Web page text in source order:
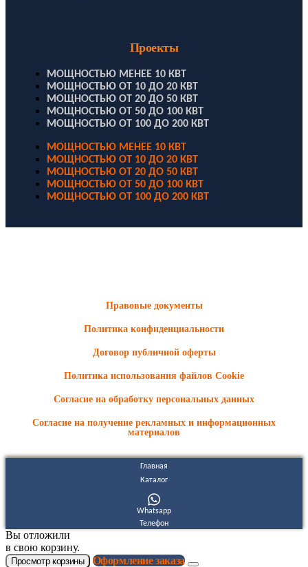
Проекты
МОЩНОСТЬЮ МЕНЕЕ 10 КВТ
МОЩНОСТЬЮ ОТ 10 ДО 20 КВТ
МОЩНОСТЬЮ ОТ 20 ДО 50 КВТ
МОЩНОСТЬЮ ОТ 50 ДО 100 КВТ
МОЩНОСТЬЮ ОТ 100 ДО 200 КВТ
МОЩНОСТЬЮ МЕНЕЕ 10 КВТ
МОЩНОСТЬЮ ОТ 10 ДО 20 КВТ
МОЩНОСТЬЮ ОТ 20 ДО 50 КВТ
МОЩНОСТЬЮ ОТ 50 ДО 100 КВТ
МОЩНОСТЬЮ ОТ 100 ДО 200 КВТ
Правовые документы
Политика конфиденциальности
Договор публичной оферты
Политика использования файлов Cookie
Согласие на обработку персональных данных
Согласие на получение рекламных и информационных
материалов
Главная
Каталог
Whatsapp
Телефон
Вы отложили
в свою корзину.
Просмотр корзины Оформление заказа